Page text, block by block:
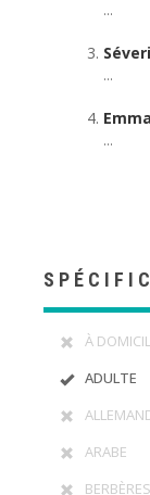
...
...
...
À
ADULTE
ARABE
BERBÈRES